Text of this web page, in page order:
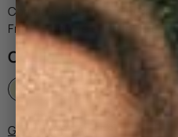
Composée de coton 100%
France, doublé en toile de coton.
COULEUR :
GUIDE DES TAILLES